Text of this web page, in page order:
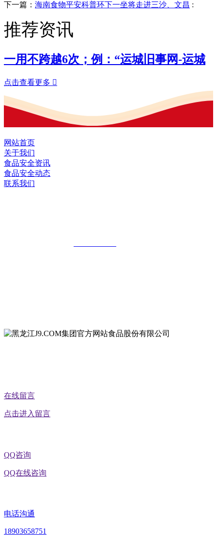
下一篇： 海南食物平安科普环下一坐将走进三沙、文昌 :
推荐资讯
一用不跨越6次；例：“运城旧事网-运城
点击查看更多 
网站首页
关于我们
食品安全资讯
食品安全动态
联系我们
在线留言
点击进入留言
QQ咨询
QQ在线咨询
电话沟通
18903658751